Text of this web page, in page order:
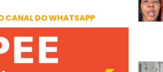
CANAL DO WHATSAPP